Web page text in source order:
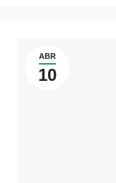
ABR
10